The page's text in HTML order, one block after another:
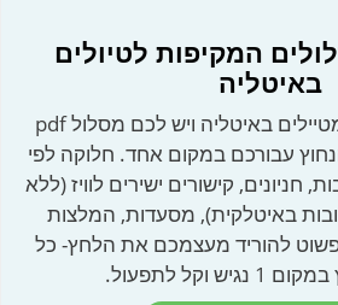
המקיפות לטיולים
באיטליה
תדמיינו לכם- אתם מטיילים באיטליה ויש לכם מסלול pdf
עבורכם במקום אחד. חלוקה לפי
חניונים, קישורים ישירים לוויז (ללא
באיטלקית), מסעדות, המלצות
פשוט להוריד מעצמכם את הלחץ- כל
וקל לתפעול.